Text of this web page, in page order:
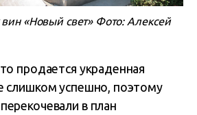
«Новый свет» Фото: Алексей
продается украденная
слишком успешно, поэтому
в план